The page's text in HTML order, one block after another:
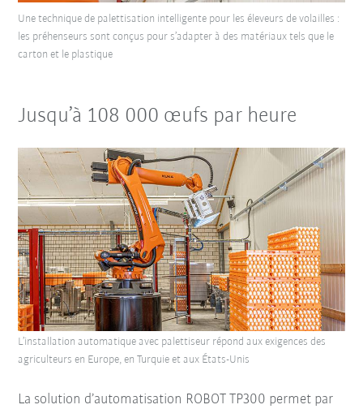
Une technique de palettisation intelligente pour les éleveurs de volailles :
les préhenseurs sont conçus pour s’adapter à des matériaux tels que le
carton et le plastique
Jusqu’à 108 000 œufs par heure
La solution d’automatisation ROBOT TP300 permet par
L’installation automatique avec palettiseur répond aux exigences des
agriculteurs en Europe, en Turquie et aux États-Unis